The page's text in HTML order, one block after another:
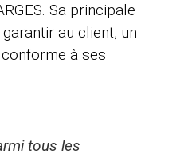
Sa principale
au client, un
à ses
tous les